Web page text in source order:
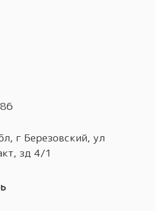
г Березовский, ул
зд 4/1